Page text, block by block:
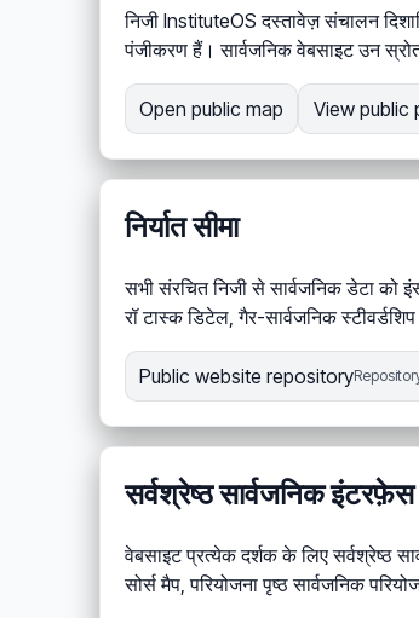
निजी InstituteOS दस्तावेज़ संचालन
पंजीकरण हैं। सार्वजनिक वेबसाइट उन
Open public map View public
निर्यात सीमा
सभी संरचित निजी से सार्वजनिक डेटा को
रॉ टास्क डिटेल, गैर-सार्वजनिक
Public website repository
सर्वश्रेष्ठ सार्वजनिक इंटरफ़ेस
वेबसाइट प्रत्येक दर्शक के लिए सर्वश्रेष्ठ
सोर्स मैप, परियोजना पृष्ठ सार्वजनिक